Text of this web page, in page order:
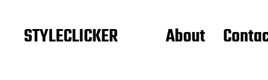
STYLECLICKER About